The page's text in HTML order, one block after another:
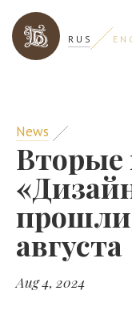
R U S E N
News
Вторые
прошли
августа
Aug 4, 2024